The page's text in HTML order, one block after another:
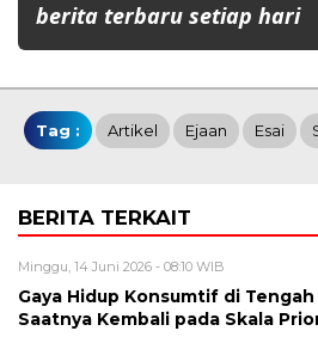
berita terbaru setiap hari
Tag : Artikel Ejaan Esai
BERITA TERKAIT
Minggu, 14 Juni 2026 - 08:10 WIB
Gaya Hidup Konsumtif di
Saatnya Kembali pada Skala